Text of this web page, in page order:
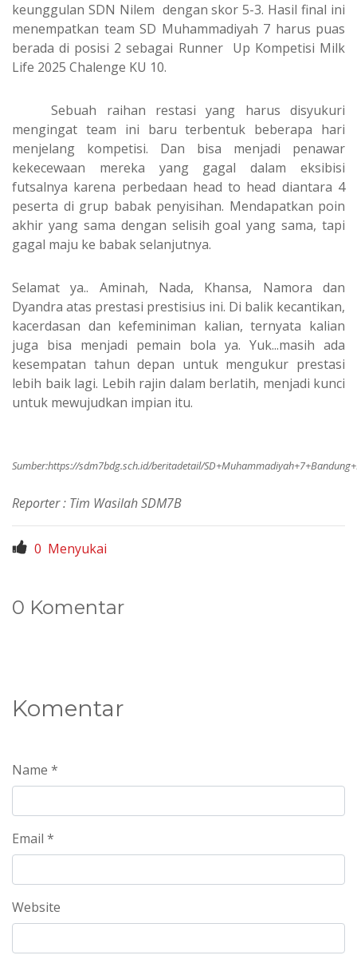
keunggulan SDN Nilem dengan skor 5-3. Hasil final ini
menempatkan team SD Muhammadiyah 7 harus puas
berada di posisi 2 sebagai Runner Up Kompetisi Milk
Life 2025 Chalenge KU 10.
Sebuah raihan restasi yang harus disyukuri
mengingat team ini baru terbentuk beberapa hari
menjelang kompetisi. Dan bisa menjadi penawar
kekecewaan mereka yang gagal dalam eksibisi
futsalnya karena perbedaan head to head diantara 4
peserta di grup babak penyisihan. Mendapatkan poin
akhir yang sama dengan selisih goal yang sama, tapi
gagal maju ke babak selanjutnya.
Selamat ya.. Aminah, Nada, Khansa, Namora dan
Dyandra atas prestasi prestisius ini. Di balik kecantikan,
kacerdasan dan kefeminiman kalian, ternyata kalian
juga bisa menjadi pemain bola ya. Yuk...masih ada
kesempatan tahun depan untuk mengukur prestasi
lebih baik lagi. Lebih rajin dalam berlatih, menjadi kunci
untuk mewujudkan impian itu.
Sumber:https://sdm7bdg.sch.id/beritadetail/
Reporter : Tim Wasilah SDM7B
0 Menyukai
0 Komentar
Komentar
Name *
Email *
Website